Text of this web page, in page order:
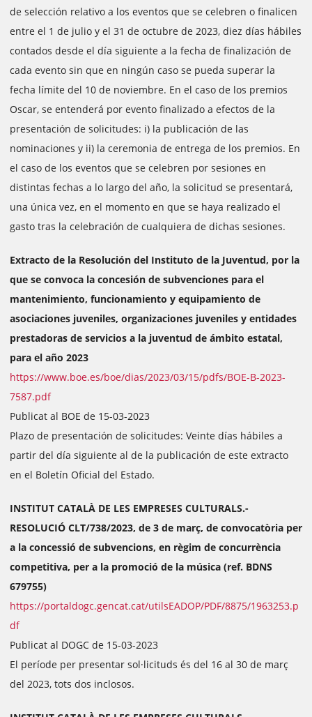
de selección relativo a los eventos que se celebren o finalicen
entre el 1 de julio y el 31 de octubre de 2023, diez días hábiles
contados desde el día siguiente a la fecha de finalización de
cada evento sin que en ningún caso se pueda superar la
fecha límite del 10 de noviembre. En el caso de los premios
Oscar, se entenderá por evento finalizado a efectos de la
presentación de solicitudes: i) la publicación de las
nominaciones y ii) la ceremonia de entrega de los premios. En
el caso de los eventos que se celebren por sesiones en
distintas fechas a lo largo del año, la solicitud se presentará,
una única vez, en el momento en que se haya realizado el
gasto tras la celebración de cualquiera de dichas sesiones.
Extracto de la Resolución del Instituto de la Juventud, por la
que se convoca la concesión de subvenciones para el
mantenimiento, funcionamiento y equipamiento de
asociaciones juveniles, organizaciones juveniles y entidades
prestadoras de servicios a la juventud de ámbito estatal,
para el año 2023
https://www.boe.es/boe/dias/2023/03/15/pdfs/BOE-B-2023-
7587.pdf
Publicat al BOE de 15-03-2023
Plazo de presentación de solicitudes: Veinte días hábiles a
partir del día siguiente al de la publicación de este extracto
en el Boletín Oficial del Estado.
INSTITUT CATALÀ DE LES EMPRESES CULTURALS.-
RESOLUCIÓ CLT/738/2023, de 3 de març, de convocatòria per
a la concessió de subvencions, en règim de concurrència
competitiva, per a la promoció de la música (ref. BDNS
679755)
https://portaldogc.gencat.cat/utilsEADOP/PDF/8875/1963253.p
df
Publicat al DOGC de 15-03-2023
El període per presentar sol·licituds és del 16 al 30 de març
del 2023, tots dos inclosos.